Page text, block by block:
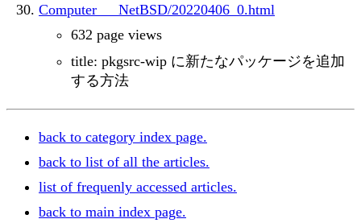
Computer___NetBSD/20220406_0.html
632 page views
title: pkgsrc-wip に新たなパッケージを追加
する方法
back to category index page.
back to list of all the articles.
list of frequenly accessed articles.
back to main index page.